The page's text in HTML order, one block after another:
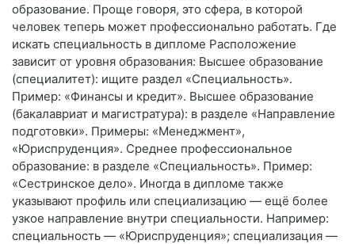
образование. Проще говоря, это сфера, в которой
человек теперь может профессионально работать. Где
искать специальность в дипломе Расположение
зависит от уровня образования: Высшее образование
(специалитет): ищите раздел «Специальность».
Пример: «Финансы и кредит». Высшее образование
(бакалавриат и магистратура): в разделе «Направление
подготовки». Примеры: «Менеджмент»,
«Юриспруденция». Среднее профессиональное
образование: в разделе «Специальность». Пример:
«Сестринское дело». Иногда в дипломе также
указывают профиль или специализацию — ещё более
узкое направление внутри специальности. Например:
специальность — «Юриспруденция»; специализация —